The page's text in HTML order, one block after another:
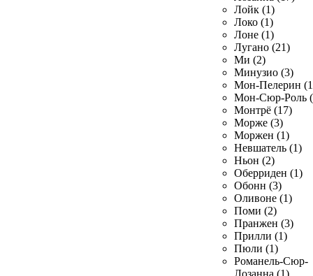
Лойк (1)
Локо (1)
Лоне (1)
Лугано (21)
Ми (2)
Минузио (3)
Мон-Пелерин
Мон-Сюр-Роль
Монтрё (17)
Морже (3)
Моржен (1)
Невшатель (1)
Ньон (2)
Оберриден (1)
Обонн (3)
Оливоне (1)
Поми (2)
Пранжен (3)
Прилли (1)
Пюли (1)
Романель-Сюр-
Лозанна (1)